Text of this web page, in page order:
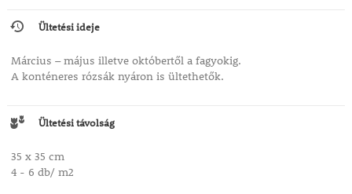
Ültetési ideje
Március – május illetve októbertől a fagyokig.
A konténeres rózsák nyáron is ültethetők.
Ültetési távolság
35 x 35 cm
4 - 6 db/ m2